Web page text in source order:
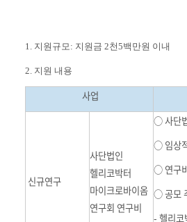
1. 지원규모: 지원금 2천5백만원 이내
2. 지원 내용
사업
신규연구
사단법인
헬리코박터
마이크로바이옴
연구회 연구비
○ 사단
○ 임상
○ 연구
○ 공모
- 헬리코